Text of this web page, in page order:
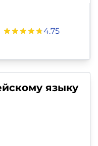
4.75
языку